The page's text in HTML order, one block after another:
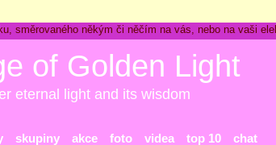
směrovaného někým či něčím na vás, nebo na vaši
of Golden Light
eternal light and its wisdom
skupiny akce foto videa top 10 chat